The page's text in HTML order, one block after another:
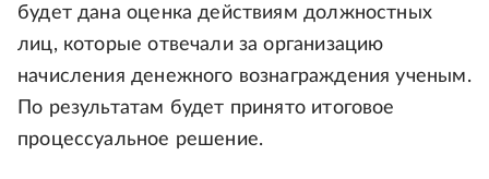
будет дана оценка действиям должностных
лиц, которые отвечали за организацию
начисления денежного вознаграждения ученым.
По результатам будет принято итоговое
процессуальное решение.